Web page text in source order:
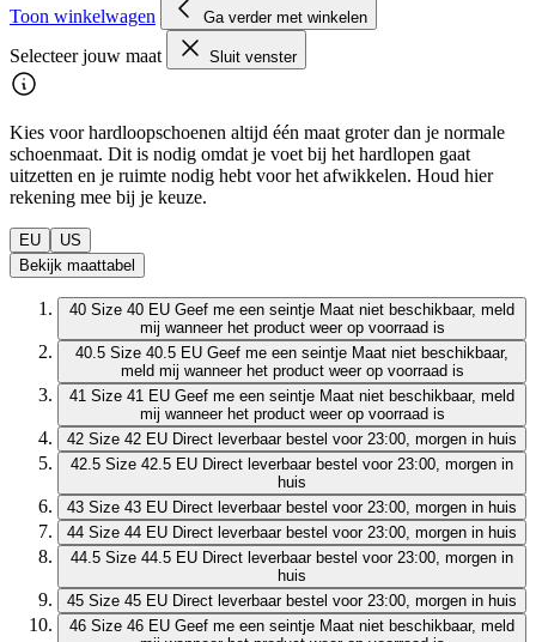
Toon winkelwagen Ga verder met winkelen
Selecteer jouw maat Sluit venster
Kies voor hardloopschoenen altijd één maat groter dan je normale
schoenmaat. Dit is nodig omdat je voet bij het hardlopen gaat
uitzetten en je ruimte nodig hebt voor het afwikkelen. Houd hier
rekening mee bij je keuze.
EU
US
Bekijk maattabel
40 Size 40 EU Geef me een seintje Maat niet beschikbaar, meld
mij wanneer het product weer op voorraad is
40.5 Size 40.5 EU Geef me een seintje Maat niet beschikbaar,
meld mij wanneer het product weer op voorraad is
41 Size 41 EU Geef me een seintje Maat niet beschikbaar, meld
mij wanneer het product weer op voorraad is
42 Size 42 EU Direct leverbaar bestel voor 23:00, morgen in huis
42.5 Size 42.5 EU Direct leverbaar bestel voor 23:00, morgen in
huis
43 Size 43 EU Direct leverbaar bestel voor 23:00, morgen in huis
44 Size 44 EU Direct leverbaar bestel voor 23:00, morgen in huis
44.5 Size 44.5 EU Direct leverbaar bestel voor 23:00, morgen in
huis
45 Size 45 EU Direct leverbaar bestel voor 23:00, morgen in huis
46 Size 46 EU Geef me een seintje Maat niet beschikbaar, meld